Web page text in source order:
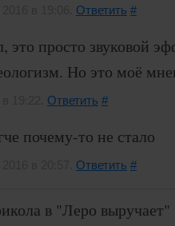
Ответить #
это просто звуковой
Но это моё
Ответить #
почему-то не стало
Ответить #
в "Леро выручает"